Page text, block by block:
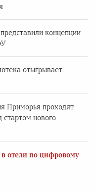
концепции
отыгрывает
Приморья проходят
стартом нового
в отели по цифровому